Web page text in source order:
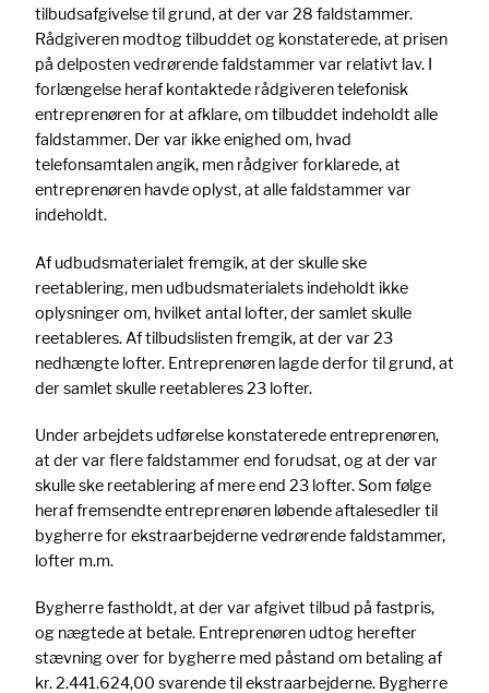
tilbudsafgivelse til grund, at der var 28 faldstammer.
Rådgiveren modtog tilbuddet og konstaterede, at prisen
på delposten vedrørende faldstammer var relativt lav. I
forlængelse heraf kontaktede rådgiveren telefonisk
entreprenøren for at afklare, om tilbuddet indeholdt alle
faldstammer. Der var ikke enighed om, hvad
telefonsamtalen angik, men rådgiver forklarede, at
entreprenøren havde oplyst, at alle faldstammer var
indeholdt.
Af udbudsmaterialet fremgik, at der skulle ske
reetablering, men udbudsmaterialets indeholdt ikke
oplysninger om, hvilket antal lofter, der samlet skulle
reetableres. Af tilbudslisten fremgik, at der var 23
nedhængte lofter. Entreprenøren lagde derfor til grund, at
der samlet skulle reetableres 23 lofter.
Under arbejdets udførelse konstaterede entreprenøren,
at der var flere faldstammer end forudsat, og at der var
skulle ske reetablering af mere end 23 lofter. Som følge
heraf fremsendte entreprenøren løbende aftalesedler til
bygherre for ekstraarbejderne vedrørende faldstammer,
lofter m.m.
Bygherre fastholdt, at der var afgivet tilbud på fastpris,
og nægtede at betale. Entreprenøren udtog herefter
stævning over for bygherre med påstand om betaling af
kr. 2.441.624,00 svarende til ekstraarbejderne. Bygherre